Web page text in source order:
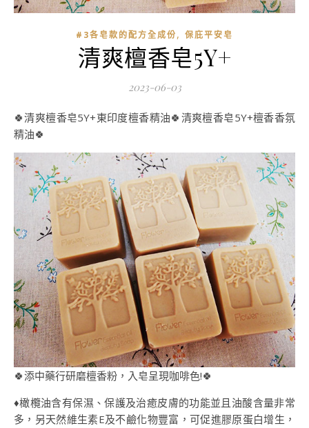
#3各皂款的配方全成份, 保庇平安皂
清爽檀香皂5Y+
2023-06-03
🍀清爽檀香皂5Y+東印度檀香精油🍀清爽檀香皂5Y+檀香香氛
精油🍀
🍀添中藥行研磨檀香粉，入皂呈現咖啡色!🍀
♦️橄欖油含有保濕、保護及治癒皮膚的功能並且油酸含量非常
多，另天然維生素E及不鹼化物豐富，可促進膠原蛋白增生，